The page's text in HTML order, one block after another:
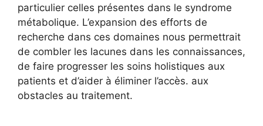
particulier celles présentes dans le syndrome
métabolique. L’expansion des efforts de
recherche dans ces domaines nous permettrait
de combler les lacunes dans les connaissances,
de faire progresser les soins holistiques aux
patients et d’aider à éliminer l’accès. aux
obstacles au traitement.